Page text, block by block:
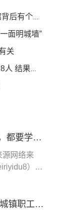
个暖心事
面明城墙”
关
均为阴性
不管和谁做亲家，都要学会留三个心眼，不然很容易吃哑巴亏 当前快播
）婚
2023年度宁德市城镇职工医保(生育保险)缴费基数7月起调整-天天消息